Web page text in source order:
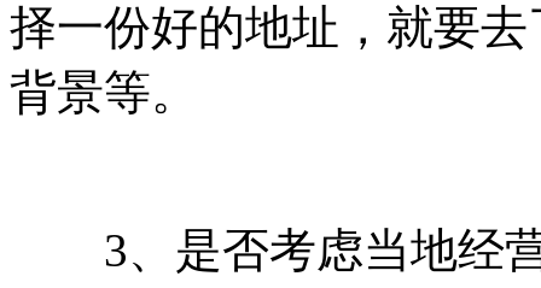
择一份好的地址，就要
背景等。
3、是否考虑当地经营